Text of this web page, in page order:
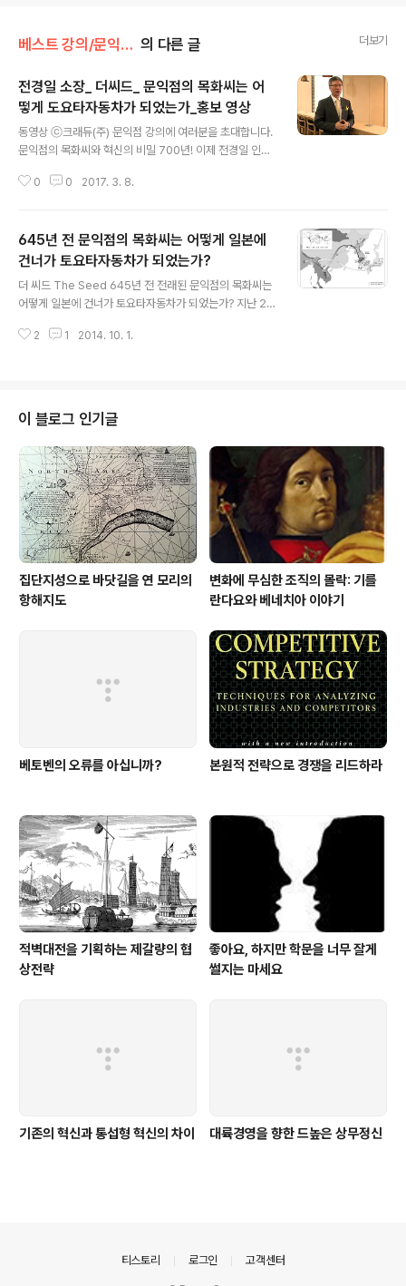
베스트 강의/문익점: 더 씨드(The Seed) 의 다른 글 더보기
전경일 소장_ 더씨드_ 문익점의 목화씨는 어
떻게 도요타자동차가 되었는가_홍보 영상
동영상 ⓒ크래듀(주) 문익점 강의에 여러분을 초대합니다.
문익점의 목화씨와 혁신의 비밀 700년! 이제 전경일 인문
0 0 2017. 3. 8.
645년 전 문익점의 목화씨는 어떻게 일본에
건너가 토요타자동차가 되었는가?
더 씨드 The Seed 645년 전 전래된 문익점의 목화씨는
어떻게 일본에 건너가 토요타자동차가 되었는가? 지난 20
람들이 이곳을 찾았지만, 내가 찾은 이유는 간명하다. 문익
자리잡고 있다는 사실을 아는 사람은 극히 적을 것이다. 한
국과 일본, 문익점과 토요타야말로 한일간 산업의 격차, 국
운의 차이를 결정하는 주요 바로미터가 된다. 7년간의 연
구 작업을 통해 라는 책을 냈는데, 그 서문에 내가 왜 그 책
을 쓰게 되었으며, 문익점-토요타를 통해 우리가 무엇을 배
워야 할지 기술하였다. ..
2 1 2014. 10. 1.
이 블로그 인기글
집단지성으로 바닷길을 연 모리의
항해지도
변화에 무심한 조직의 몰락: 기를
란다요와 베네치아 이야기
베토벤의 오류를 아십니까? 본원적 전략으로 경쟁을 리드하라
적벽대전을 기획하는 제갈량의 협
상전략
좋아요, 하지만 학문을 너무 잘게
썰지는 마세요
기존의 혁신과 통섭형 혁신의 차이 대륙경영을 향한 드높은 상무정신
티스토리 로그인 고객센터